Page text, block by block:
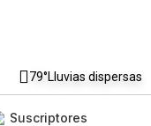
79°Lluvias dispersas
Suscriptores